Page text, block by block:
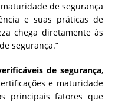
de segurança
e suas práticas de
chega diretamente às
segurança.”
de segurança,
e maturidade
principais fatores que